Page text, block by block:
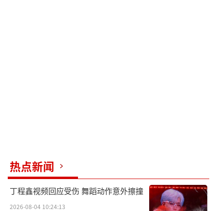
热点新闻
丁程鑫视频回应受伤 舞蹈动作意外擦撞
2026-08-04 10:24:13